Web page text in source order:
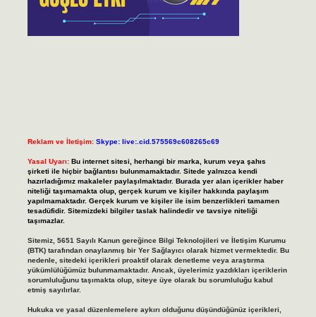
Reklam ve İletişim: Skype: live:.cid.575569c608265c69
Yasal Uyarı: Bu internet sitesi, herhangi bir marka, kurum veya şahıs
şirketi ile hiçbir bağlantısı bulunmamaktadır. Sitede yalnızca kendi
hazırladığımız makaleler paylaşılmaktadır. Burada yer alan içerikler haber
niteliği taşımamakta olup, gerçek kurum ve kişiler hakkında paylaşım
yapılmamaktadır. Gerçek kurum ve kişiler ile isim benzerlikleri tamamen
tesadüfidir. Sitemizdeki bilgiler taslak halindedir ve tavsiye niteliği
taşımazlar.
Sitemiz, 5651 Sayılı Kanun gereğince Bilgi Teknolojileri ve İletişim Kurumu
(BTK) tarafından onaylanmış bir Yer Sağlayıcı olarak hizmet vermektedir. Bu
nedenle, sitedeki içerikleri proaktif olarak denetleme veya araştırma
yükümlülüğümüz bulunmamaktadır. Ancak, üyelerimiz yazdıkları içeriklerin
sorumluluğunu taşımakta olup, siteye üye olarak bu sorumluluğu kabul
etmiş sayılırlar.
Hukuka ve yasal düzenlemelere aykırı olduğunu düşündüğünüz içerikleri,